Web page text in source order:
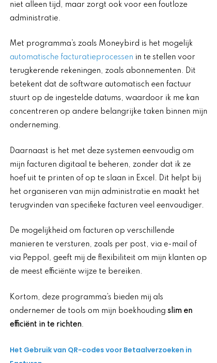
niet alleen tijd, maar zorgt ook voor een foutloze
administratie.
Met programma’s zoals Moneybird is het mogelijk
automatische facturatieprocessen in te stellen voor
terugkerende rekeningen, zoals abonnementen. Dit
betekent dat de software automatisch een factuur
stuurt op de ingestelde datums, waardoor ik me kan
concentreren op andere belangrijke taken binnen mijn
onderneming.
Daarnaast is het met deze systemen eenvoudig om
mijn facturen digitaal te beheren, zonder dat ik ze
hoef uit te printen of op te slaan in Excel. Dit helpt bij
het organiseren van mijn administratie en maakt het
terugvinden van specifieke facturen veel eenvoudiger.
De mogelijkheid om facturen op verschillende
manieren te versturen, zoals per post, via e-mail of
via Peppol, geeft mij de flexibiliteit om mijn klanten op
de meest efficiënte wijze te bereiken.
Kortom, deze programma’s bieden mij als
ondernemer de tools om mijn boekhouding slim en
efficiënt in te richten.
Het Gebruik van QR-codes voor Betaalverzoeken in